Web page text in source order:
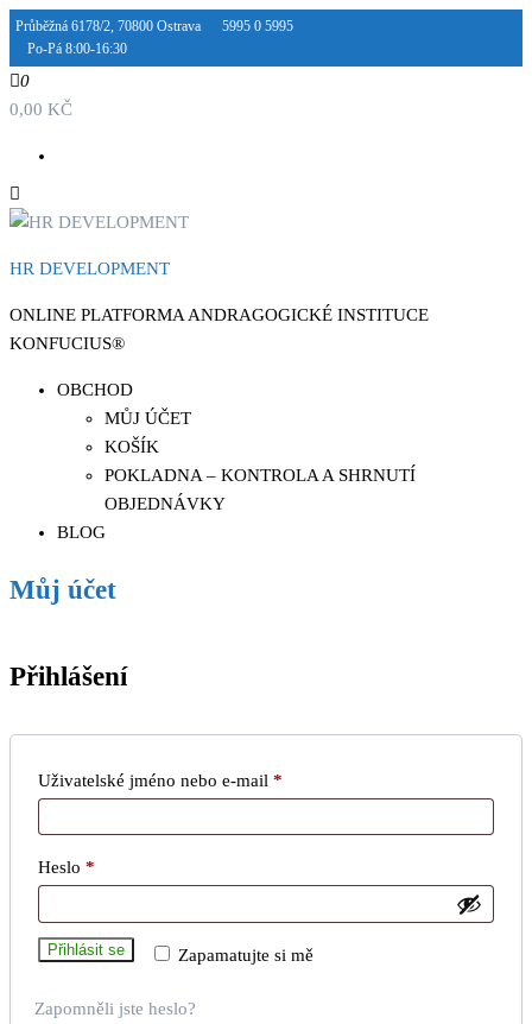
Přeskočit
obsah
Průběžná 6178/2, 70800 Ostrava
5995 0 5995
Po-Pá 8:00-16:30
0
0,00 KČ
HR DEVELOPMENT
ONLINE PLATFORMA ANDRAGOGICKÉ INSTITUCE
KONFUCIUS®
OBCHOD
MŮJ ÚČET
KOŠÍK
POKLADNA – KONTROLA A SHRNUTÍ
OBJEDNÁVKY
BLOG
Můj účet
Přihlášení
Uživatelské jméno nebo e-mail *
Heslo *
Zapamatujte si mě
Přihlásit se
Zapomněli jste heslo?